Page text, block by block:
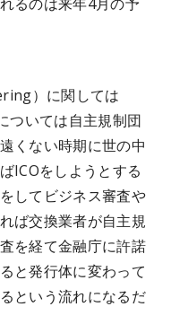
）に関しては
ついては自主規制団
くない時期に世の中
ICOをしようとする
してビジネス審査や
ば交換業者が自主規
を経て金融庁に許諾
と発行体に変わって
という流れになるだ